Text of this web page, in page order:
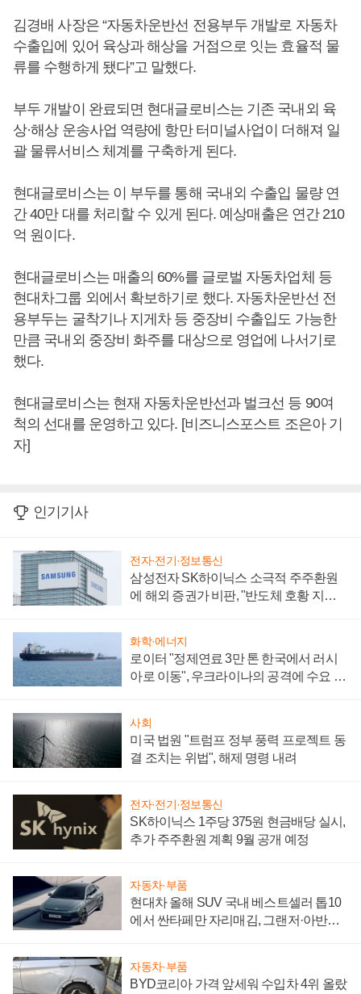
김경배 사장은 “자동차운반선 전용부두 개발로 자동차
수출입에 있어 육상과 해상을 거점으로 잇는 효율적 물
류를 수행하게 됐다”고 말했다.
부두 개발이 완료되면 현대글로비스는 기존 국내외 육
상·해상 운송사업 역량에 항만 터미널사업이 더해져 일
괄 물류서비스 체계를 구축하게 된다.
현대글로비스는 이 부두를 통해 국내외 수출입 물량 연
간 40만 대를 처리할 수 있게 된다. 예상매출은 연간 210
억 원이다.
현대글로비스는 매출의 60%를 글로벌 자동차업체 등
현대차그룹 외에서 확보하기로 했다. 자동차운반선 전
용부두는 굴착기나 지게차 등 중장비 수출입도 가능한
만큼 국내외 중장비 화주를 대상으로 영업에 나서기로
했다.
현대글로비스는 현재 자동차운반선과 벌크선 등 90여
척의 선대를 운영하고 있다. [비즈니스포스트 조은아 기
자]
인기기사
전자·전기·정보통신
삼성전자 SK하이닉스 소극적 주주환원
에 해외 증권가 비판, "반도체 호황 지속
화학·에너지
로이터 "정제연료 3만 톤 한국에서 러시
아로 이동", 우크라이나의 공격에 수요 늘
사회
미국 법원 "트럼프 정부 풍력 프로젝트 동
결 조치는 위법", 해제 명령 내려
전자·전기·정보통신
SK하이닉스 1주당 375원 현금배당 실시,
추가 주주환원 계획 9월 공개 예정
자동차·부품
현대차 올해 SUV 국내 베스트셀러 톱10
에서 싼타페만 자리매김, 그랜저·아반떼
자동차·부품
BYD코리아 가격 앞세워 수입차 4위 올랐